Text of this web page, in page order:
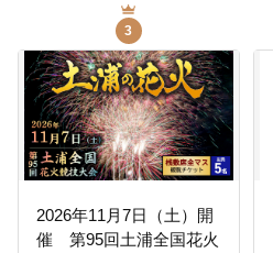
3
2026年11月7日（土）開
催 第95回土浦全国花火